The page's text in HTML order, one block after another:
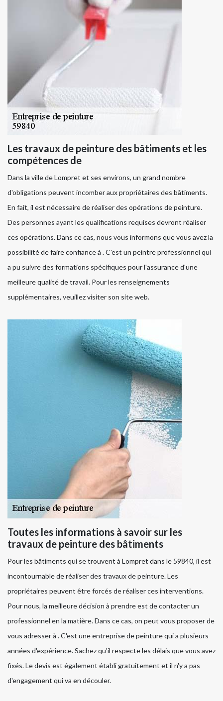
Les travaux de peinture des bâtiments et les
compétences de
Dans la ville de Lompret et ses environs, un grand nombre
d'obligations peuvent incomber aux propriétaires des bâtiments.
En fait, il est nécessaire de réaliser des opérations de peinture.
Des personnes ayant les qualifications requises devront réaliser
ces opérations. Dans ce cas, nous vous informons que vous avez la
possibilité de faire confiance à . C'est un peintre professionnel qui
a pu suivre des formations spécifiques pour l'assurance d'une
meilleure qualité de travail. Pour les renseignements
supplémentaires, veuillez visiter son site web.
Toutes les informations à savoir sur les
travaux de peinture des bâtiments
Pour les bâtiments qui se trouvent à Lompret dans le 59840, il est
incontournable de réaliser des travaux de peinture. Les
propriétaires peuvent être forcés de réaliser ces interventions.
Pour nous, la meilleure décision à prendre est de contacter un
professionnel en la matière. Dans ce cas, on peut vous proposer de
vous adresser à . C'est une entreprise de peinture qui a plusieurs
années d'expérience. Sachez qu'il respecte les délais que vous avez
fixés. Le devis est également établi gratuitement et il n'y a pas
d'engagement qui va en découler.